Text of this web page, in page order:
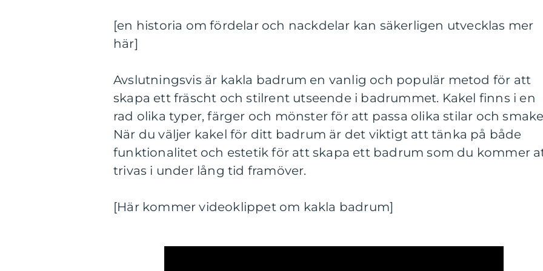
[en historia om fördelar och nackdelar kan säkerligen utvecklas mer
här]
Avslutningsvis är kakla badrum en vanlig och populär metod för att
skapa ett fräscht och stilrent utseende i badrummet. Kakel finns i en
rad olika typer, färger och mönster för att passa olika stilar och
När du väljer kakel för ditt badrum är det viktigt att tänka på både
funktionalitet och estetik för att skapa ett badrum som du kommer
trivas i under lång tid framöver.
[Här kommer videoklippet om kakla badrum]